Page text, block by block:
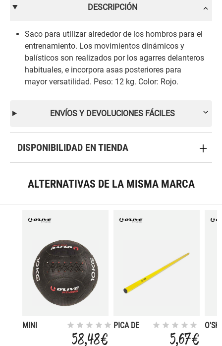
DESCRIPCIÓN
Saco para utilizar alrededor de los hombros para el
entrenamiento. Los movimientos dinámicos y
balísticos son realizados por los agarres delanteros
habituales, e incorpora asas posteriores para
mayor versatilidad. Peso: 12 kg. Color: Rojo.
ENVÍOS Y DEVOLUCIONES FÁCILES
DISPONIBILIDAD EN TIENDA
ALTERNATIVAS DE LA MISMA MARCA
MINI
58,48 €
PICA DE
5,67 €